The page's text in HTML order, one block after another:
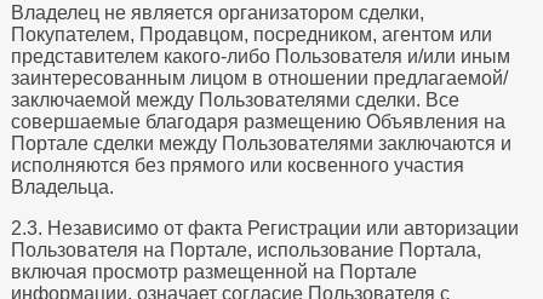
Владелец не является организатором сделки,
Покупателем, Продавцом, посредником, агентом или
представителем какого-либо Пользователя и/или иным
заинтересованным лицом в отношении предлагаемой/
заключаемой между Пользователями сделки. Все
совершаемые благодаря размещению Объявления на
Портале сделки между Пользователями заключаются и
исполняются без прямого или косвенного участия
Владельца.
2.3. Независимо от факта Регистрации или авторизации
Пользователя на Портале, использование Портала,
включая просмотр размещенной на Портале
информации, означает согласие Пользователя с